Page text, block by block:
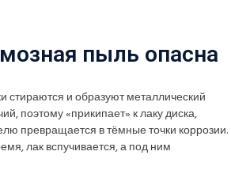
пыль опасна
стираются и образуют металлический
поэтому «прикипает» к лаку диска,
превращается в тёмные точки коррозии.
лак вспучивается, а под ним